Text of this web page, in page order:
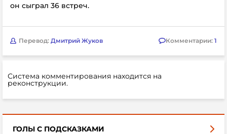
он сыграл 36 встреч.
Перевод: Дмитрий Жуков Комментарии: 1
Система комментирования находится на
реконструкции.
ГОЛЫ С ПОДСКАЗКАМИ